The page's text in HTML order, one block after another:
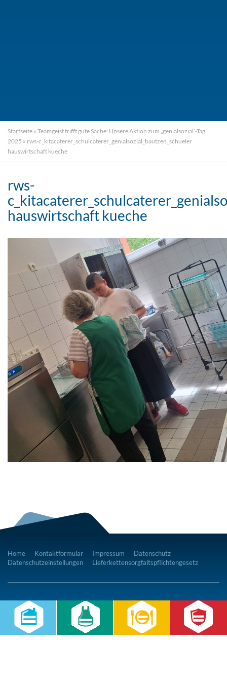
Startseite » Teamgeist trifft gute Sache: Unsere Aktion zum „genialsozial“-Tag
2025 » rws-c_kitacaterer_schulcaterer_genialsozial_bautzen_schueler
hauswirtschaft kueche
rws-
hauswirtschaft kueche
Home Kontaktformular Impressum
Datenschutz
Datenschutzeinstellungen
Lieferkettensorgfaltspflichtengesetz
RWS Gruppe
Gebäudeservice